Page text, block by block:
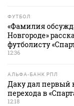
ФУТБОЛ
«Фамилия
Новгороде»
футболисту
12:36
АЛЬФА-БАНК РПЛ
Даку дал первый
перехода в
12:18